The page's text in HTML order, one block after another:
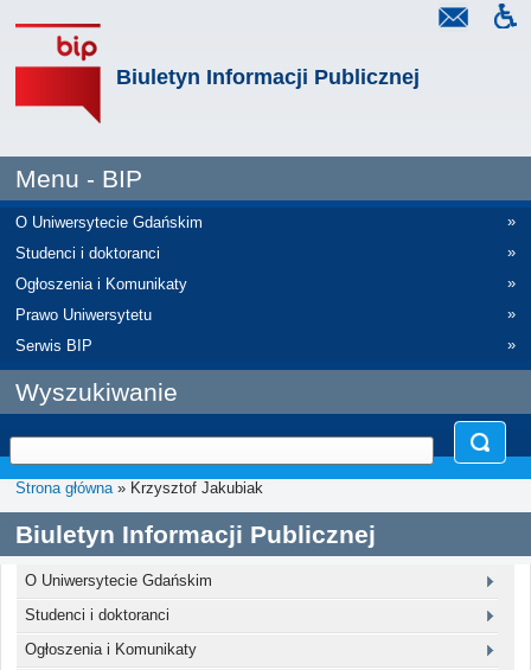
Biuletyn Informacji Publicznej
Menu - BIP
O Uniwersytecie Gdańskim
»
Studenci i doktoranci
»
Ogłoszenia i Komunikaty
»
Prawo Uniwersytetu
»
Serwis BIP
»
Wyszukiwanie
Strona główna» Krzysztof Jakubiak
Biuletyn Informacji Publicznej
O Uniwersytecie Gdańskim
Studenci i doktoranci
Ogłoszenia i Komunikaty